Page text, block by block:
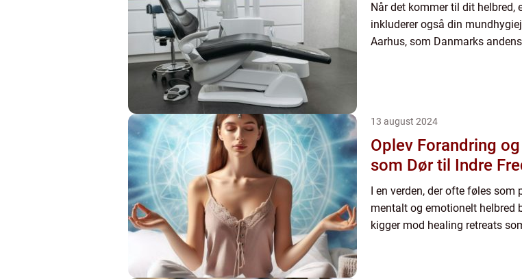
Når det kommer til dit
inkluderer også din
Aarhus, som Danmarks
13 august 2024
Oplev Forandring
som Dør til Indre
I en verden, der ofte føles
mentalt og emotionelt helbred
kigger mod healing retreats